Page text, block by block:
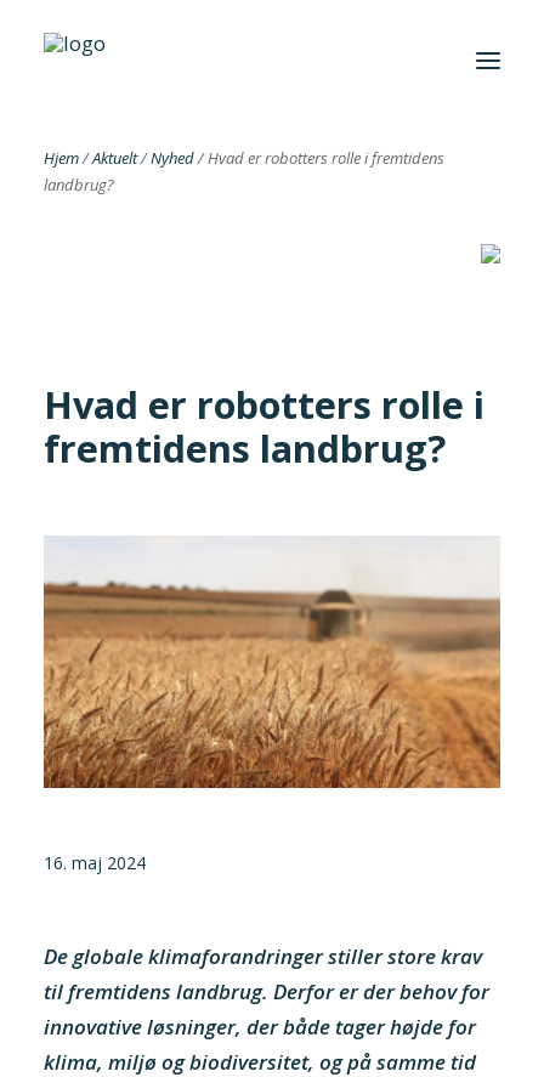
Foreningen
Tilmeld nyhedsbrev
Presse og pressemeddelelser
Kontakt
Dansk
English
Hjem/Aktuelt/Nyhed/Hvad er robotters rolle i fremtidens
landbrug?
Hvad er robotters rolle i
fremtidens landbrug?
16. maj 2024
De globale klimaforandringer stiller store krav
til fremtidens landbrug. Derfor er der behov for
innovative løsninger, der både tager højde for
klima, miljø og biodiversitet, og på samme tid